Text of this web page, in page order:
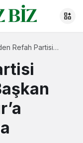
Refah Partisi
Önder Tanır’a
karşılama